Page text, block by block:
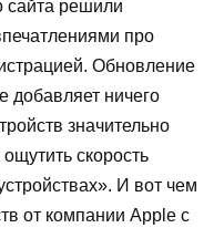
сайта решили
про
Обновление
добавляет ничего
значительно
скорость
И вот чем
от компании Apple с